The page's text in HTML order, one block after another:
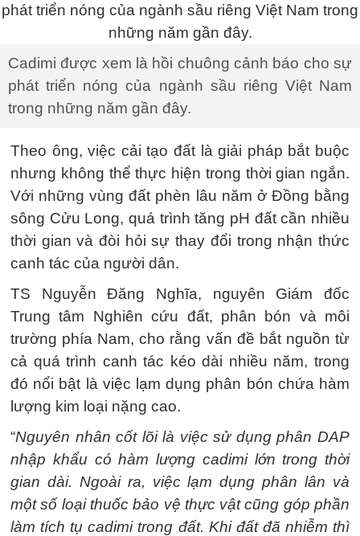
Cadimi được xem là hồi chuông cảnh báo cho sự
phát triển nóng của ngành sầu riêng Việt Nam
trong những năm gần đây.
Theo ông, việc cải tạo đất là giải pháp bắt buộc
nhưng không thể thực hiện trong thời gian ngắn.
Với những vùng đất phèn lâu năm ở Đồng bằng
sông Cửu Long, quá trình tăng pH đất cần nhiều
thời gian và đòi hỏi sự thay đổi trong nhận thức
canh tác của người dân.
TS Nguyễn Đăng Nghĩa, nguyên Giám đốc
Trung tâm Nghiên cứu đất, phân bón và môi
trường phía Nam, cho rằng vấn đề bắt nguồn từ
cả quá trình canh tác kéo dài nhiều năm, trong
đó nổi bật là việc lạm dụng phân bón chứa hàm
lượng kim loại nặng cao.
“Nguyên nhân cốt lõi là việc sử dụng phân DAP
nhập khẩu có hàm lượng cadimi lớn trong thời
gian dài. Ngoài ra, việc lạm dụng phân lân và
một số loại thuốc bảo vệ thực vật cũng góp phần
làm tích tụ cadimi trong đất. Khi đất đã nhiễm thì